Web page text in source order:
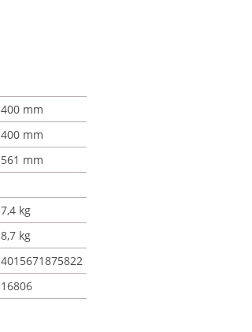
400 mm
400 mm
561 mm
7,4 kg
8,7 kg
4015671875822
16806